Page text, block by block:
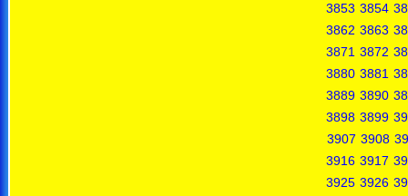
3853 3854
3862 3863
3871 3872
3880 3881
3889 3890
3898 3899
3907 3908
3916 3917
3925 3926